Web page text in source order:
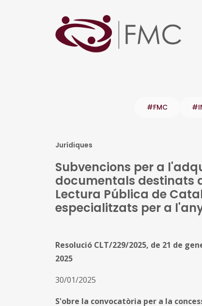
#FMC
Jurídiques
Subvencions per a
documentals destinats
Lectura Pública de
especialitzats per a
Resolució CLT/229/2025, de 21 de
2025
30/01/2025
S'obre la convocatòria per a la